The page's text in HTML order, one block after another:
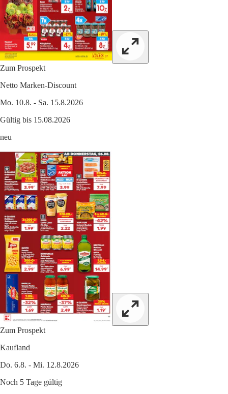
Zum Prospekt
Netto Marken-Discount
Mo. 10.8. - Sa. 15.8.2026
Gültig bis 15.08.2026
neu
Zum Prospekt
Kaufland
Do. 6.8. - Mi. 12.8.2026
Noch 5 Tage gültig